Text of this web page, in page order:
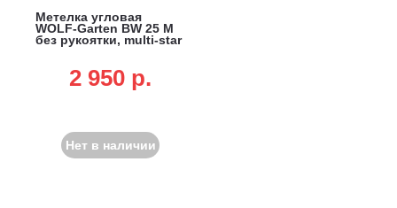
Метелка угловая
WOLF-Garten BW 25 M
без рукоятки, multi-star
2 950 p.
Нет в наличии